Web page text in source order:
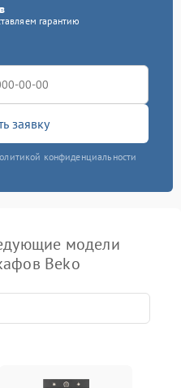
гарантию
заявку
конфиденциальности
модели
Beko